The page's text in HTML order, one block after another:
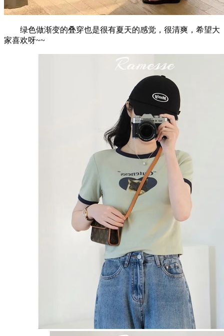
绿色做渐变的叠穿也是很有夏天的感觉，很清爽，希望大
家喜欢呀~~